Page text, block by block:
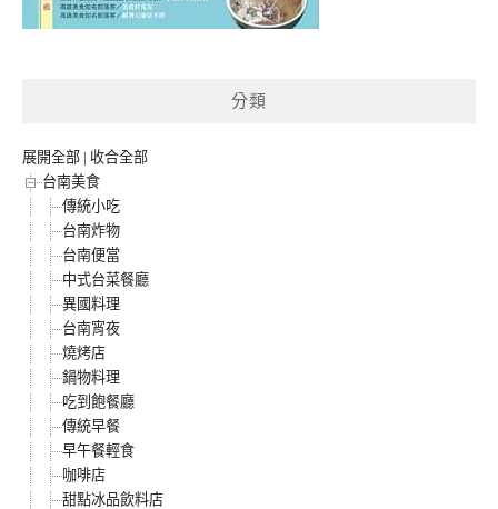
分類
展開全部 | 收合全部
台南美食
傳統小吃
台南炸物
台南便當
中式台菜餐廳
異國料理
台南宵夜
燒烤店
鍋物料理
吃到飽餐廳
傳統早餐
早午餐輕食
咖啡店
甜點冰品飲料店